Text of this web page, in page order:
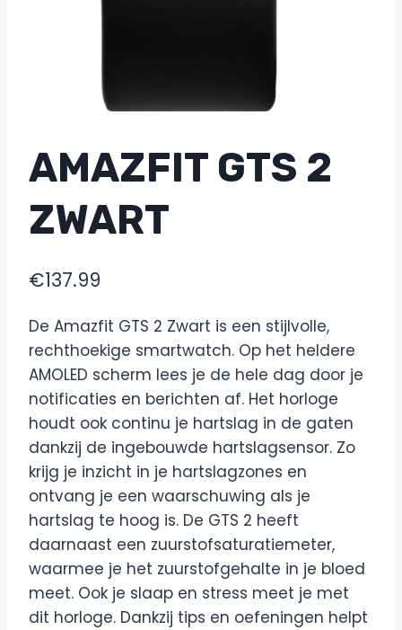
AMAZFIT GTS 2
ZWART
€137.99
De Amazfit GTS 2 Zwart is een stijlvolle,
rechthoekige smartwatch. Op het heldere
AMOLED scherm lees je de hele dag door je
notificaties en berichten af. Het horloge
houdt ook continu je hartslag in de gaten
dankzij de ingebouwde hartslagsensor. Zo
krijg je inzicht in je hartslagzones en
ontvang je een waarschuwing als je
hartslag te hoog is. De GTS 2 heeft
daarnaast een zuurstofsaturatiemeter,
waarmee je het zuurstofgehalte in je bloed
meet. Ook je slaap en stress meet je met
dit horloge. Dankzij tips en oefeningen helpt